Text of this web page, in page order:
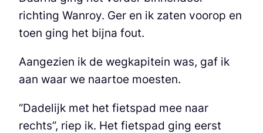
richting Wanroy. Ger en ik zaten voorop en
toen ging het bijna fout.
Aangezien ik de wegkapitein was, gaf ik
aan waar we naartoe moesten.
“Dadelijk met het fietspad mee naar
rechts”, riep ik. Het fietspad ging eerst